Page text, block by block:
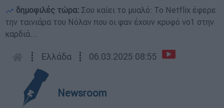
δημοφιλές τώρα: Σου καίει το μυαλό: Το Netflix έφερε
την ταινιάρα του Νόλαν που οι φαν έχουν κρυφό νο1 στην
καρδιά...
┋ Ελλάδα ┋ 06.03.2025 08:55
Newsroom